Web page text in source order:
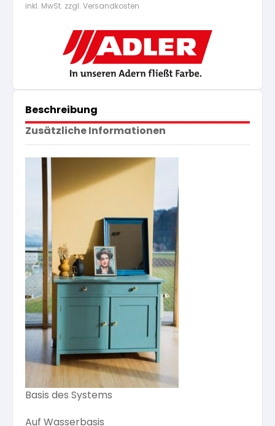
inkl. MwSt. zzgl. Versandkosten
Beschreibung
Zusätzliche Informationen
Basis des Systems
Auf Wasserbasis